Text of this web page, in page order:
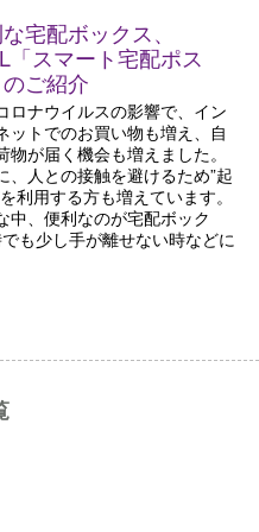
宅配ボックス、
「スマート宅配ポス
のご紹介
ロナウイルスの影響で、イン
ットでのお買い物も増え、自
物が届く機会も増えました。
、人との接触を避けるため”起
利用する方も増えています。
中、便利なのが宅配ボック
も少し手が離せない時などに